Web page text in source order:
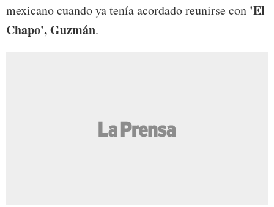
mexicano cuando ya tenía acordado reunirse con 'El
Chapo', Guzmán.